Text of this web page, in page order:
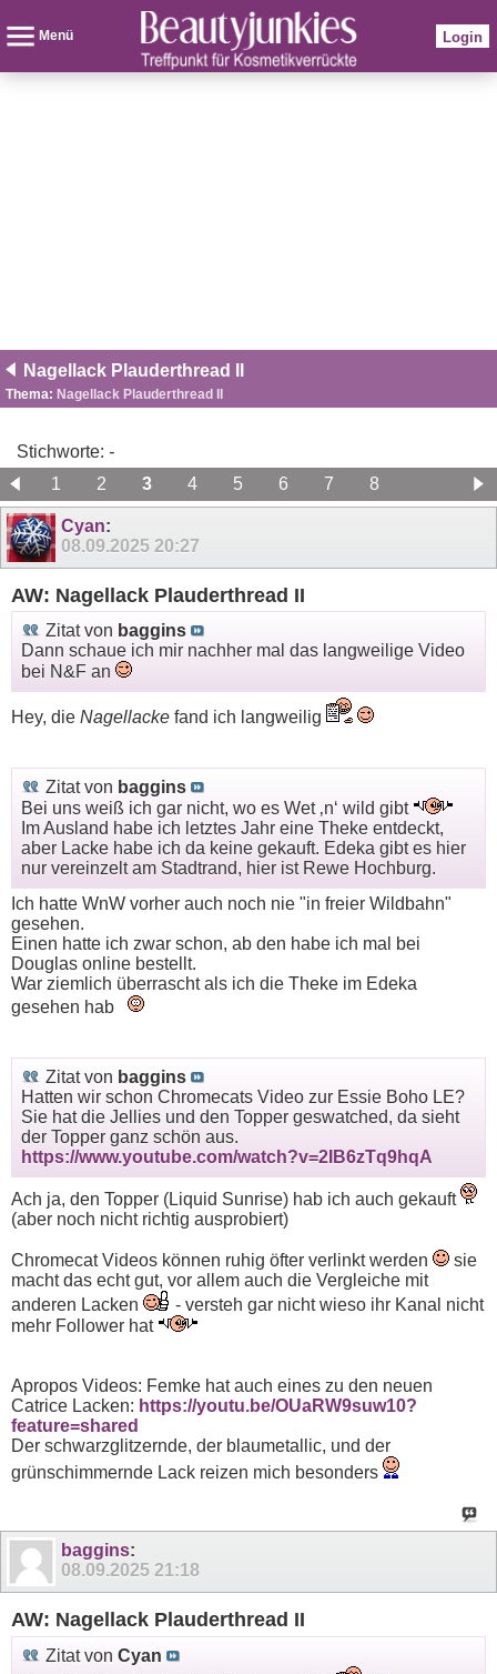
Menü Login
Nagellack Plauderthread II
Thema: Nagellack Plauderthread II
Stichworte: -
1
2 3 4 5 6 7 8
Cyan:
08.09.2025 20:27
AW: Nagellack Plauderthread II
Zitat von baggins
Dann schaue ich mir nachher mal das langweilige Video
bei N&F an
Hey, die Nagellacke fand ich langweilig
Zitat von baggins
Bei uns weiß ich gar nicht, wo es Wet ‚n‘ wild gibt
Im Ausland habe ich letztes Jahr eine Theke entdeckt,
aber Lacke habe ich da keine gekauft. Edeka gibt es hier
nur vereinzelt am Stadtrand, hier ist Rewe Hochburg.
Ich hatte WnW vorher auch noch nie "in freier Wildbahn"
gesehen.
Einen hatte ich zwar schon, ab den habe ich mal bei
Douglas online bestellt.
War ziemlich überrascht als ich die Theke im Edeka
gesehen hab
Zitat von baggins
Hatten wir schon Chromecats Video zur Essie Boho LE?
Sie hat die Jellies und den Topper geswatched, da sieht
der Topper ganz schön aus.
https://www.youtube.com/watch?v=2IB6zTq9hqA
Ach ja, den Topper (Liquid Sunrise) hab ich auch gekauft
(aber noch nicht richtig ausprobiert)
Chromecat Videos können ruhig öfter verlinkt werden
sie
macht das echt gut, vor allem auch die Vergleiche mit
anderen Lacken
- versteh gar nicht wieso ihr Kanal nicht
mehr Follower hat
Apropos Videos: Femke hat auch eines zu den neuen
Catrice Lacken: https://youtu.be/OUaRW9suw10?
feature=shared
Der schwarzglitzernde, der blaumetallic, und der
grünschimmernde Lack reizen mich besonders
baggins:
08.09.2025 21:18
AW: Nagellack Plauderthread II
Zitat von Cyan